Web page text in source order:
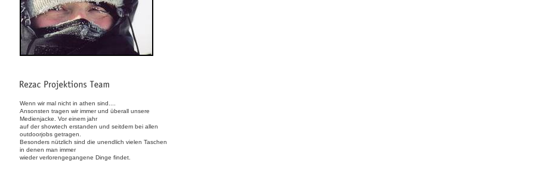
Wenn wir mal nicht in athen sind....
Ansonsten tragen wir immer und überall unsere
Medienjacke. Vor einem jahr
auf der showtech erstanden und seitdem bei allen
outdoorjobs getragen.
Besonders nützlich sind die unendlich vielen Taschen
in denen man immer
wieder verlorengegangene Dinge findet.